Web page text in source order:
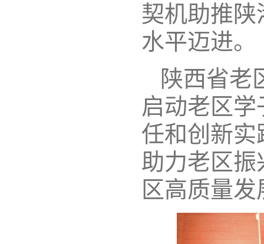
契机助推
水平迈进。
陕西省老
启动老区
任和创新
助力老区
区高质量